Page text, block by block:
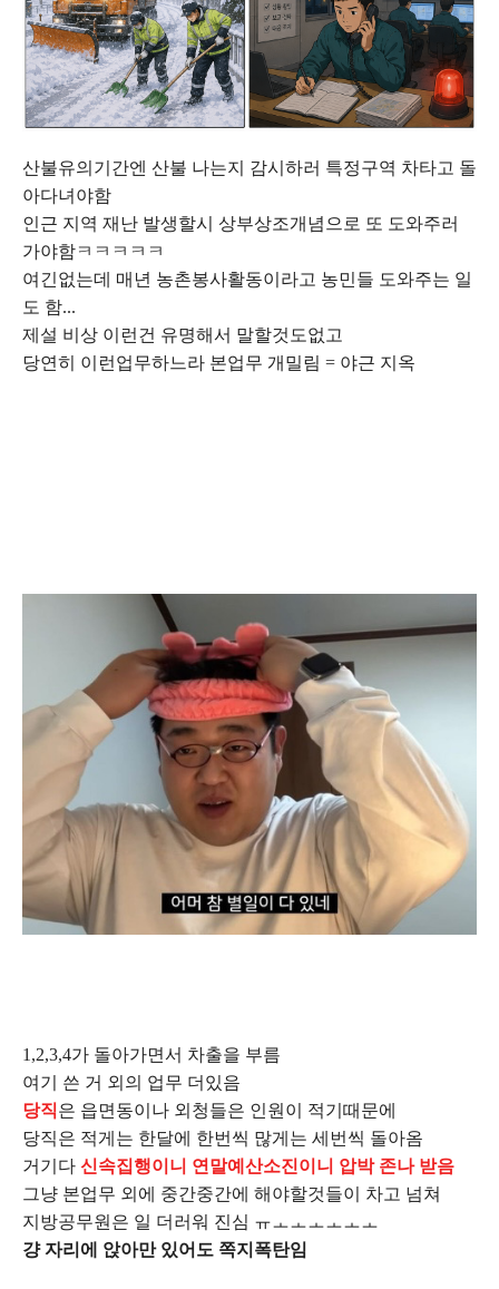
산불유의기간엔 산불 나는지 감시하러 특정구역 차타고 돌
아다녀야함
인근 지역 재난 발생할시 상부상조개념으로 또 도와주러
가야함ㅋㅋㅋㅋㅋ
여긴없는데 매년 농촌봉사활동이라고 농민들 도와주는 일
도 함...
제설 비상 이런건 유명해서 말할것도없고
당연히 이런업무하느라 본업무 개밀림 = 야근 지옥
1,2,3,4가 돌아가면서 차출을 부름
여기 쓴 거 외의 업무 더있음
당직은 읍면동이나 외청들은 인원이 적기때문에
당직은 적게는 한달에 한번씩 많게는 세번씩 돌아옴
거기다 신속집행이니 연말예산소진이니 압박 존나 받음
그냥 본업무 외에 중간중간에 해야할것들이 차고 넘쳐
지방공무원은 일 더러워 진심 ㅠㅗㅗㅗㅗㅗㅗ
걍 자리에 앉아만 있어도 쪽지폭탄임